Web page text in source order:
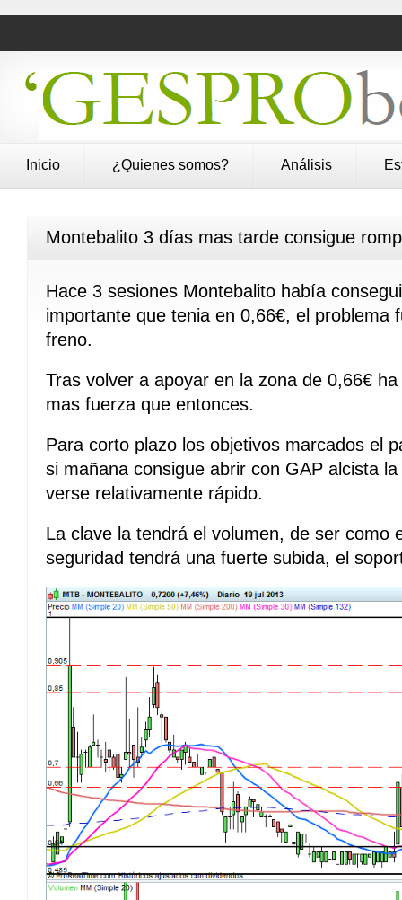
Inicio ¿Quienes somos? Análisis
Montebalito 3 días mas tarde consigue
Hace 3 sesiones Montebalito había
importante que tenia en 0,66€, el problema
freno.
Tras volver a apoyar en la zona de 0,66€
mas fuerza que entonces.
Para corto plazo los objetivos marcados el
si mañana consigue abrir con GAP alcista
verse relativamente rápido.
La clave la tendrá el volumen, de ser como
seguridad tendrá una fuerte subida, el